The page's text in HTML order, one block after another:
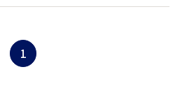
飲むごとに一年寿命が伸びる」
1